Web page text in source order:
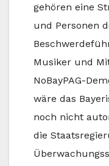
gehören eine
und Personen
Musiker und
NoBayPAG-
wäre das
noch nicht
die